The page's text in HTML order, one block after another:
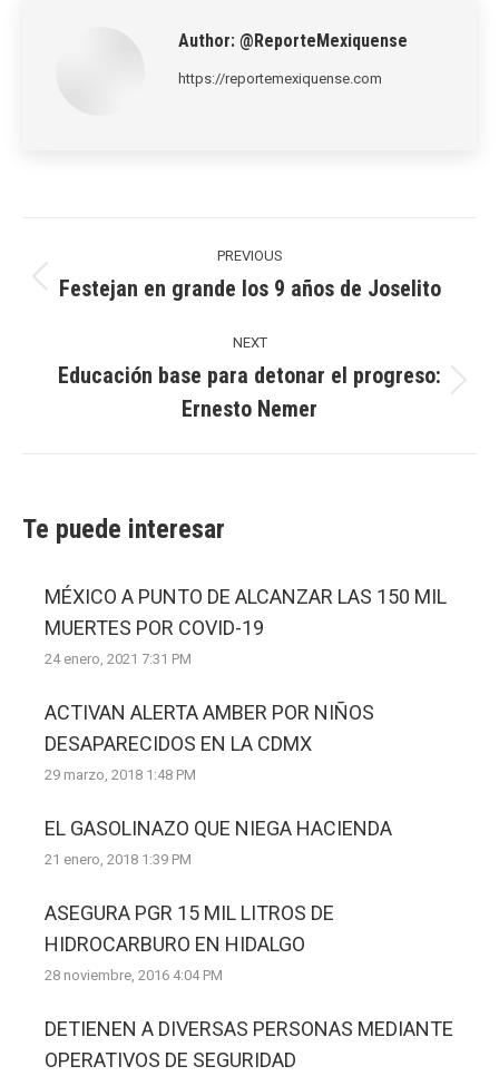
Author: @ReporteMexiquense
https://reportemexiquense.com
navigation
PREVIOUS
Previous
Festejan en grande los 9 años de Joselito
NEXT
post:
Educación base para detonar el progreso:
Ernesto Nemer
Te puede interesar
MÉXICO A PUNTO DE ALCANZAR LAS 150 MIL
MUERTES POR COVID-19
24 enero, 2021 7:31 PM
ACTIVAN ALERTA AMBER POR NIÑOS
DESAPARECIDOS EN LA CDMX
29 marzo, 2018 1:48 PM
EL GASOLINAZO QUE NIEGA HACIENDA
21 enero, 2018 1:39 PM
ASEGURA PGR 15 MIL LITROS DE
HIDROCARBURO EN HIDALGO
28 noviembre, 2016 4:04 PM
DETIENEN A DIVERSAS PERSONAS MEDIANTE
OPERATIVOS DE SEGURIDAD